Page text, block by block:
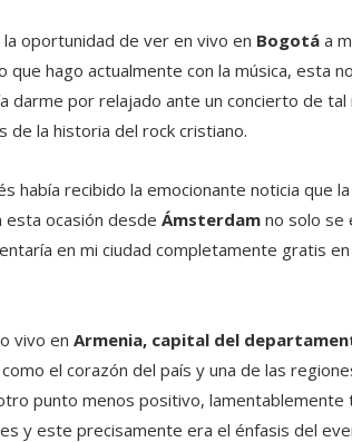
oportunidad de ver en vivo en Bogotá a
que hago actualmente con la música, esta
darme por relajado ante un concierto de tal
de la historia del rock cristiano.
había recibido la emocionante noticia que
ocasión desde Ámsterdam no solo se
en mi ciudad completamente gratis
vivo en Armenia, capital del
el corazón del país y una de las
punto menos positivo, lamentablemente
y este precisamente era el énfasis del